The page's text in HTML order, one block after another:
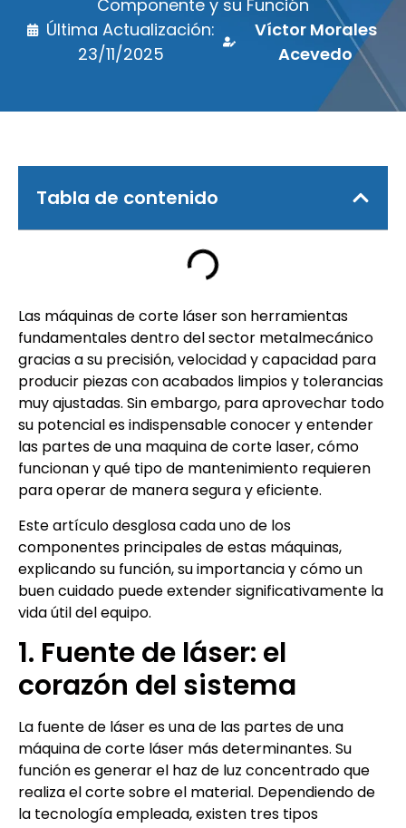
Componente y su Función
Última Actualización:
23/11/2025
Víctor Morales
Acevedo
Tabla de contenido
Las máquinas de corte láser son herramientas
fundamentales dentro del sector metalmecánico
gracias a su precisión, velocidad y capacidad para
producir piezas con acabados limpios y tolerancias
muy ajustadas. Sin embargo, para aprovechar todo
su potencial es indispensable conocer y entender
las partes de una maquina de corte laser, cómo
funcionan y qué tipo de mantenimiento requieren
para operar de manera segura y eficiente.
Este artículo desglosa cada uno de los
componentes principales de estas máquinas,
explicando su función, su importancia y cómo un
buen cuidado puede extender significativamente la
vida útil del equipo.
1. Fuente de láser: el
corazón del sistema
La fuente de láser es una de las partes de una
máquina de corte láser más determinantes. Su
función es generar el haz de luz concentrado que
realiza el corte sobre el material. Dependiendo de
la tecnología empleada, existen tres tipos